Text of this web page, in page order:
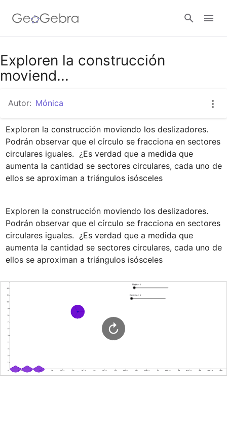
Google Classroom
Abrir sesión
Exploren la construcción
moviend...
Autor: Mónica
Exploren la construcción moviendo los deslizadores.
Podrán observar que el círculo se fracciona en sectores
circulares iguales.  ¿Es verdad que a medida que
aumenta la cantidad se sectores circulares, cada uno de
ellos se aproximan a triángulos isósceles
Exploren la construcción moviendo los deslizadores.
Podrán observar que el círculo se fracciona en sectores
circulares iguales.  ¿Es verdad que a medida que
aumenta la cantidad se sectores circulares, cada uno de
ellos se aproximan a triángulos isósceles